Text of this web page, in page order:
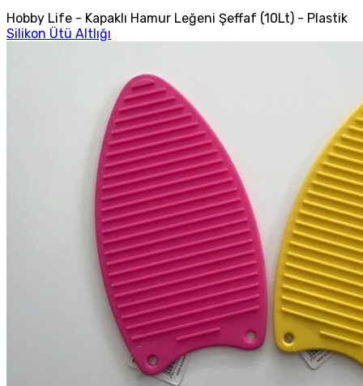
Hobby Life - Kapaklı Hamur Leğeni Şeffaf (10Lt) - Plastik
Silikon Ütü Altlığı